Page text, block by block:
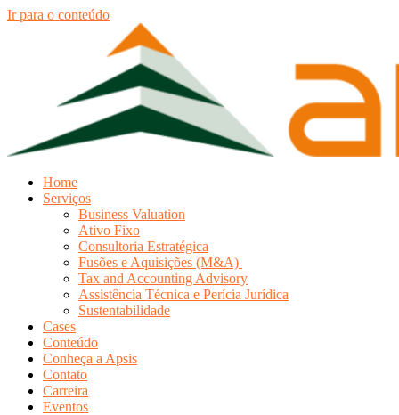
Ir para o conteúdo
Home
Serviços
Business Valuation
Ativo Fixo
Consultoria Estratégica
Fusões e Aquisições (M&A)
Tax and Accounting Advisory
Assistência Técnica e Perícia Jurídica
Sustentabilidade
Cases
Conteúdo
Conheça a Apsis
Contato
Carreira
Eventos